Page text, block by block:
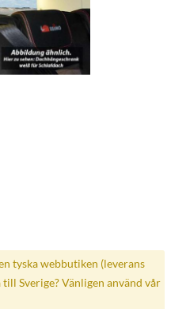
tyska webbutiken (leverans
Sverige? Vänligen använd vår